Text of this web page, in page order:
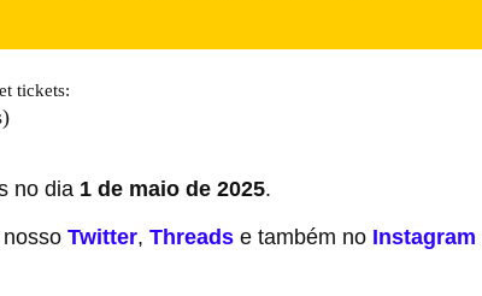
tickets:
no dia 1 de maio de 2025.
Twitter, Threads e também no Instagram